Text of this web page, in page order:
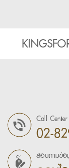
Call Center
02-
สอบถามข้